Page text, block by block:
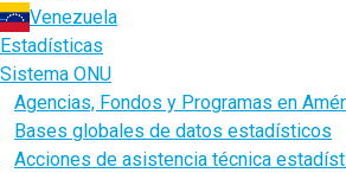
Venezuela
Estadísticas
Sistema ONU
Agencias, Fondos y Programas en
Bases globales de datos estadísticos
Acciones de asistencia técnica